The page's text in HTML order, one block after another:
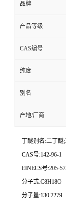
品牌
产品等级
CAS编号
纯度
别名
产地/厂商
丁醚别名:二丁醚
CAS号:142-96-1
EINECS号:205-
分子式:C8H18O
分子量:130.2279